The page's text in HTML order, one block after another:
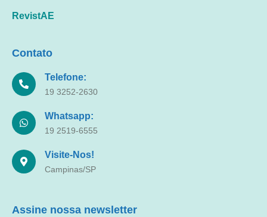
RevistAE
Contato
Telefone:
19 3252-2630
Whatsapp:
19 2519-6555
Visite-Nos!
Campinas/SP
Assine nossa newsletter